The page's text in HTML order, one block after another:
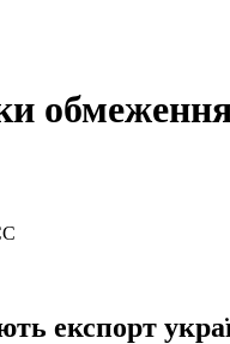
експорт